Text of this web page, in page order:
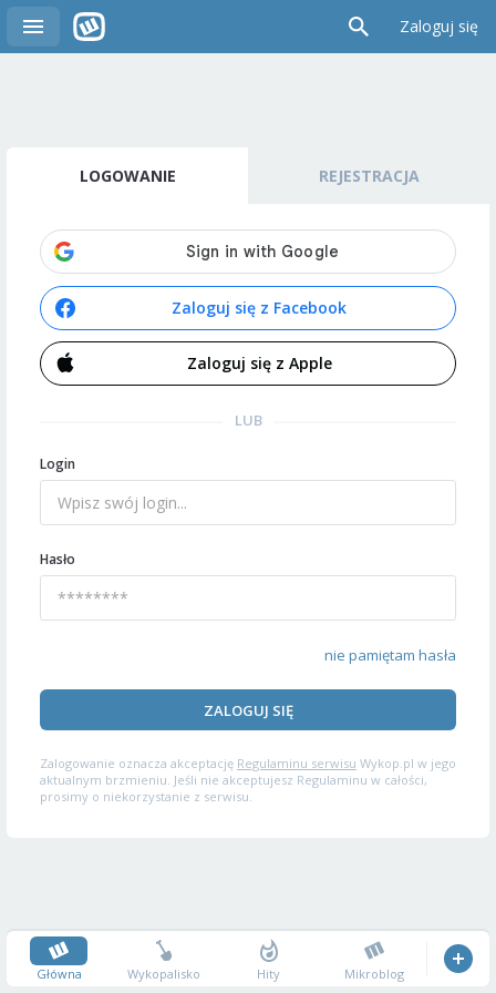
Zaloguj się
LOGOWANIE REJESTRACJA
Zaloguj się z Facebook
Zaloguj się z Apple
LUB
Login
Hasło
nie pamiętam hasła
ZALOGUJ SIĘ
Zalogowanie oznacza akceptację Regulaminu serwisu Wykop.pl w jego
aktualnym brzmieniu. Jeśli nie akceptujesz Regulaminu w całości,
prosimy o niekorzystanie z serwisu.
Główna Wykopalisko Hity Mikroblog